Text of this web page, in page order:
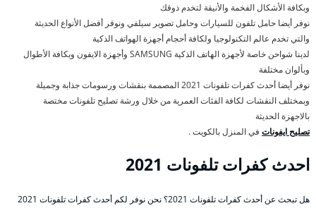
وبكافة الأشكال الفخمة والأنيقة لتخدم ذوقك
نوفر أيضا حامل تلفون للسيارات وحامل تصوير سيلفي ونوفر أفضل الأنواع الحديثة
والتي تخدم عالم التكنولوجيا ولكافة أحجام أجهزة الهواتف الذكية
لدينا شواحن خاصة لأجهزة الهاتف الذكية SAMSUNG وأجهزة الايفون وبكافة الأطوال
وبألوان مختلفة
نوفر أيضا أحدث كفرات تلفونات 2021 المصممة بنقشات ورسومات جذابة وجميلة
وبمختلف النقشات لكافة الفئات العمرية من خلال ورشة تصليح تلفونات مختصة
بالاجهزة الحديثة
تصليح ايفونات في المنزل بالكويت .
احدث كفرات تلفونات 2021
هل تبحث عن أحدث كفرات تلفونات 2021؟ نحن نوفر لكم أحدث كفرات تلفونات 2021